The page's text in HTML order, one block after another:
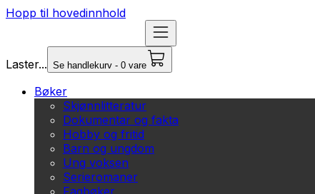
Hopp til hovedinnhold
Laster... Se handlekurv - 0 vare
Bøker
Skjønnlitteratur
Dokumentar og fakta
Hobby og fritid
Barn og ungdom
Ung voksen
Serieromaner
Fagbøker